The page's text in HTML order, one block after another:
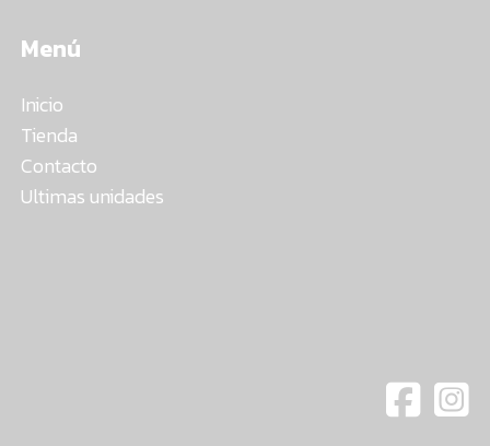
Menú
Inicio
Tienda
Contacto
Ultimas unidades